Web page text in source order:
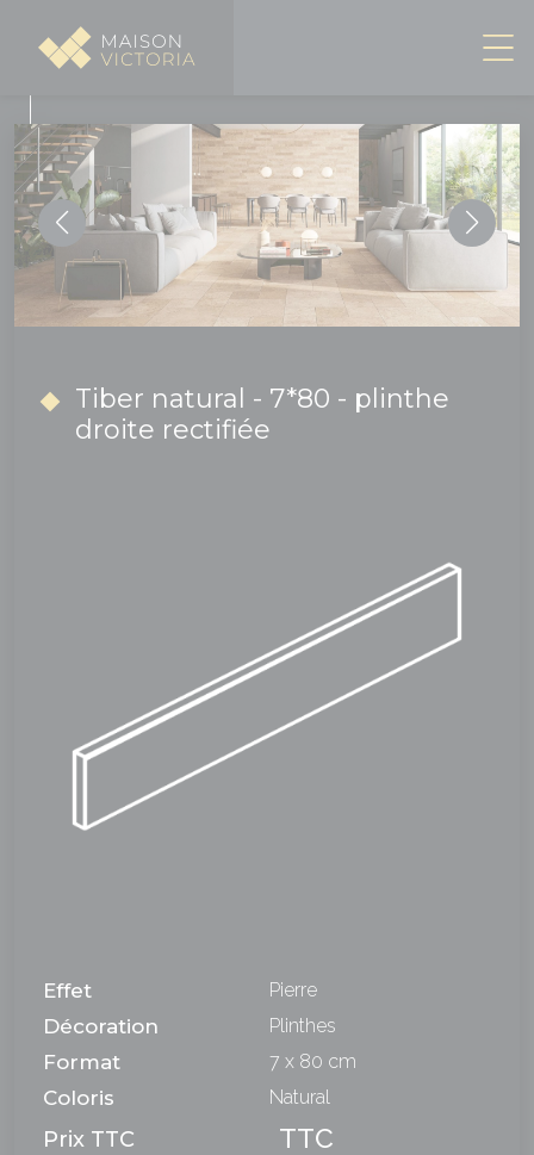
Tiber natural - 7*80 - plinthe
droite rectifiée
Effet Pierre
Décoration Plinthes
Format 7 x 80 cm
Coloris Natural
Prix TTC TTC